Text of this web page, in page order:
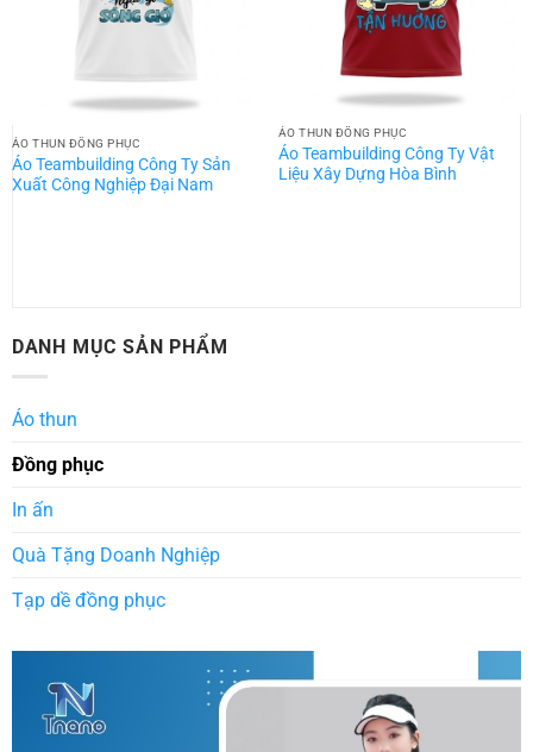
ÁO THUN ĐỒNG PHỤC
Áo Teambuilding Công Ty Sản
Xuất Công Nghiệp Đại Nam
ÁO THUN ĐỒNG PHỤC
Áo Teambuilding Công Ty Vật
Liệu Xây Dựng Hòa Bình
DANH MỤC SẢN PHẨM
Áo thun
Đồng phục
In ấn
Quà Tặng Doanh Nghiệp
Tạp dề đồng phục